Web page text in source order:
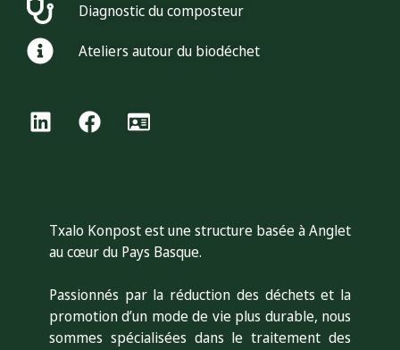
Diagnostic du composteur
Ateliers autour du biodéchet
Txalo Konpost est une structure basée à Anglet
au cœur du Pays Basque.
Passionnés par la réduction des déchets et la
promotion d’un mode de vie plus durable, nous
sommes spécialisées dans le traitement des